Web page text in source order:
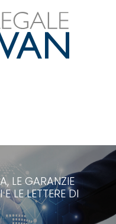
LE GARANZIE
LE LETTERE DI